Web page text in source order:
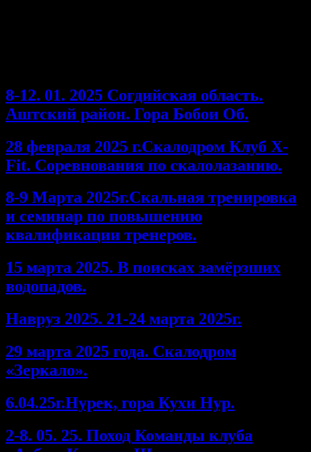
8-12. 01. 2025 Согдийская область.
Аштский район. Гора Бобои Об.
28 февраля 2025 г.Скалодром Клуб X-
Fit. Соревнования по скалолазанию.
8-9 Марта 2025г.Скальная тренировка
и семинар по повышению
квалификации тренеров.
15 марта 2025. В поисках замёрзших
водопадов.
Навруз 2025. 21-24 марта 2025г.
29 марта 2025 года. Скалодром
«Зеркало».
6.04.25г.Нурек, гора Кухи Нур.
2-8. 05. 25. Поход Команды клуба